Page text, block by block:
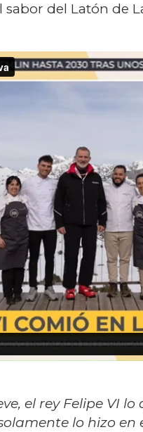
del Latón de
el rey Felipe VI
lo hizo en